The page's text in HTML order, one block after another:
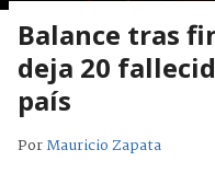
Balance tras
deja 20
país
PorMauricio Zapata